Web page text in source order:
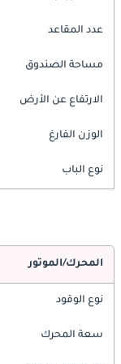
عدد المقاعد
مساحة الصندوق
الارتفاع عن الأرض
الوزن الفارغ
نوع الباب
المحرك/الموتور
نوع الوقود
سعة المحرك